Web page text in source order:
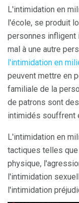
L'intimidation en
l'école, se produit
personnes infligent
mal à une autre
l'intimidation en
peuvent mettre en
familiale de la
de patrons sont
intimidés souffrent
L'intimidation en
tactiques telles
physique,
l'intimidation
l'intimidation